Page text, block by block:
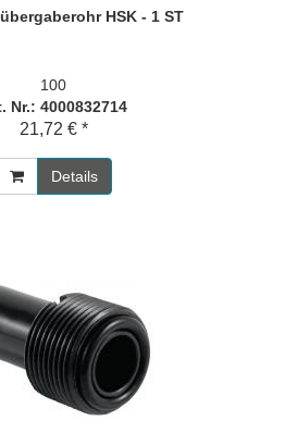
HSK - 1 ST
100
Nr.: 4000832714
21,72 € *
Details